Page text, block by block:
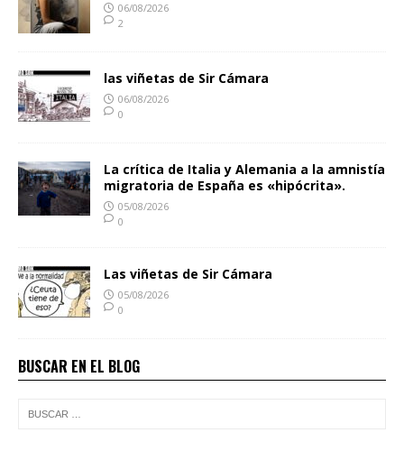
06/08/2026
2
las viñetas de Sir Cámara
06/08/2026
0
La crítica de Italia y Alemania a la amnistía
migratoria de España es «hipócrita».
05/08/2026
0
Las viñetas de Sir Cámara
05/08/2026
0
BUSCAR EN EL BLOG